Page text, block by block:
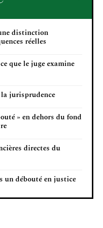
distinction
réelles
que le juge examine
jurisprudence
» en dehors du fond
directes du
un débouté en justice